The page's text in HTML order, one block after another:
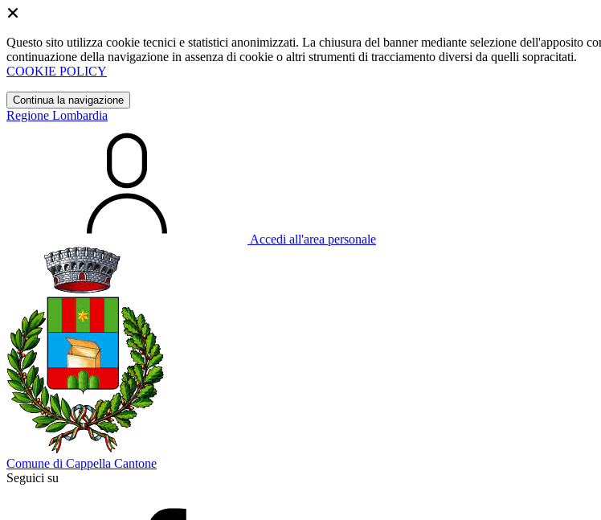
Questo sito utilizza cookie tecnici e statistici anonimizzati. La chiusura del banner mediante selezione dell'apposito
continuazione della navigazione in assenza di cookie o altri strumenti di tracciamento diversi da quelli sopracitati.
COOKIE POLICY
Continua la navigazione
Regione Lombardia
Accedi all'area personale
Comune di Cappella Cantone
Seguici su